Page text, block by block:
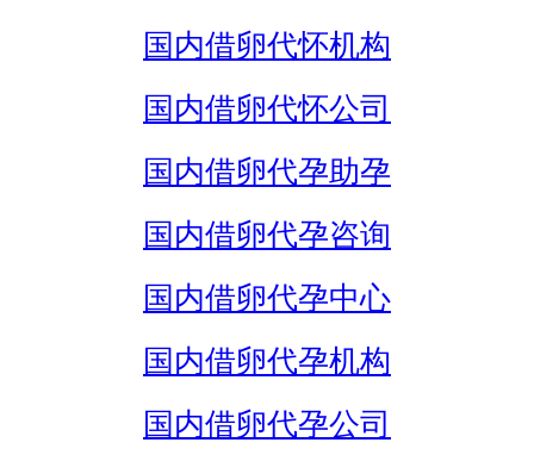
国内借卵代怀机构
国内借卵代怀公司
国内借卵代孕助孕
国内借卵代孕咨询
国内借卵代孕中心
国内借卵代孕机构
国内借卵代孕公司